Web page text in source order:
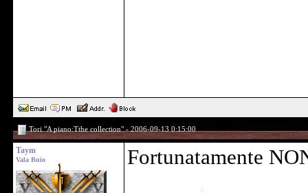
Tori "A piano:Tthe collection" - 2006-09-13 0:15:00
Taym
Vala Buio Fortunatamente